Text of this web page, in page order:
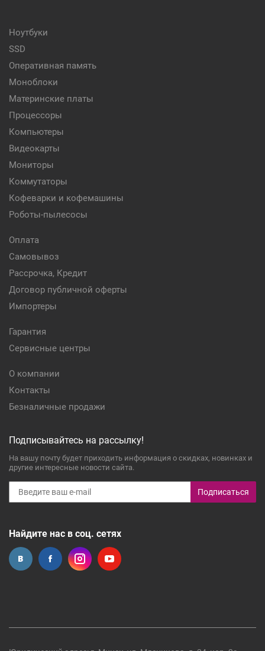
Ноутбуки
SSD
Оперативная память
Моноблоки
Материнские платы
Процессоры
Компьютеры
Видеокарты
Мониторы
Коммутаторы
Кофеварки и кофемашины
Роботы-пылесосы
Оплата
Самовывоз
Рассрочка, Кредит
Договор публичной оферты
Импортеры
Гарантия
Сервисные центры
О компании
Контакты
Безналичные продажи
Подписывайтесь на рассылку!
На вашу почту будет приходить информация о скидках, новинках и
другие интересные новости сайта.
Подписаться
Найдите нас в соц. сетях